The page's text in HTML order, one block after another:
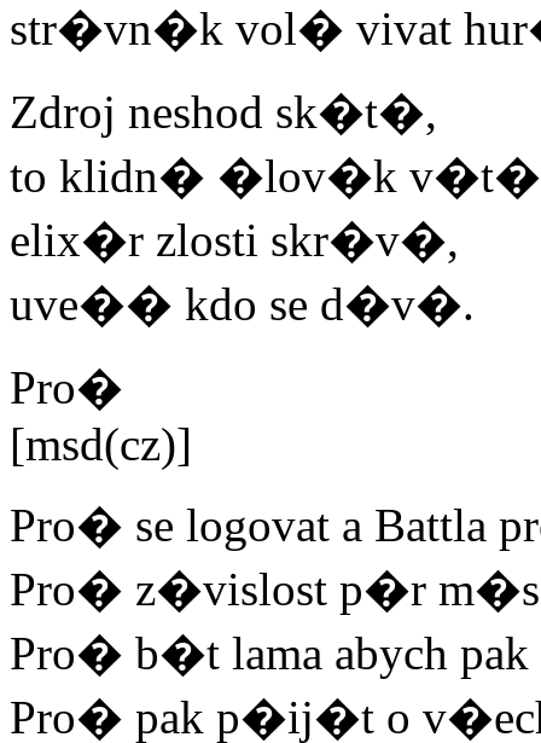
str�vn�k vol� vivat
Zdroj neshod sk�t�,
to klidn� �lov�k
elix�r zlosti skr�v�,
uve�� kdo se d�v�.
Pro�
[msd(cz)]
Pro� se logovat a Battla
Pro� z�vislost p�r
Pro� b�t lama abych
Pro� pak p�ij�t o